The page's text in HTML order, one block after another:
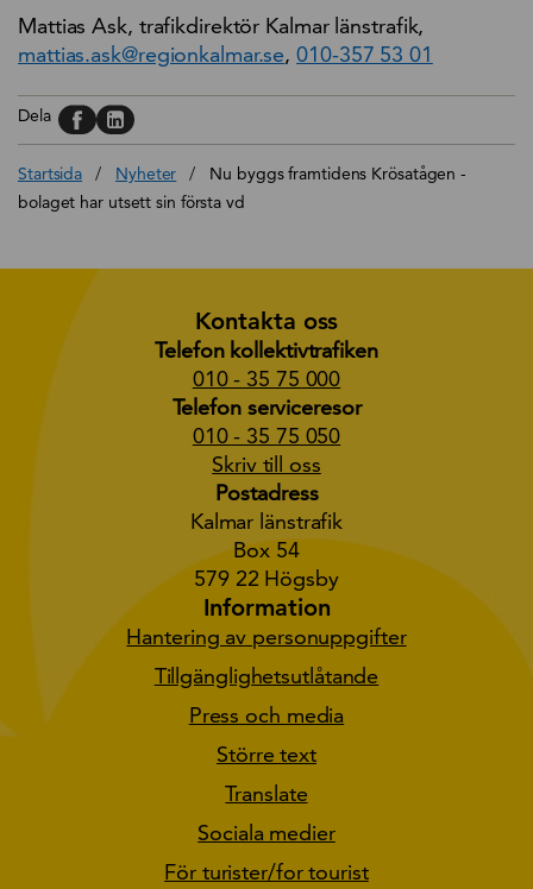
Mattias Ask, trafikdirektör Kalmar länstrafik,
mattias.ask@regionkalmar.se,010-357 53 01
Dela Dela på, Facebook
Dela på, Linkedin
Startsida / Nyheter /
Nu byggs framtidens Krösatågen -
bolaget har utsett sin första vd
Kontakta oss
Telefon kollektivtrafiken
010 - 35 75 000
Telefon serviceresor
010 - 35 75 050
Skriv till oss
Postadress
Kalmar länstrafik
Box 54
579 22 Högsby
Information
Hantering av personuppgifter
Tillgänglighetsutlåtande
Press och media
Större text
Translate
Sociala medier
För turister/for tourist